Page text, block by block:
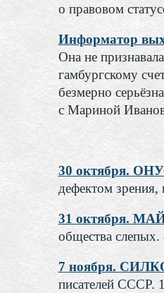
о правовом
Информатор
Она не
гамбургскому
безмерно
с Мариной
30 октября.
дефектом зрения,
31 октября.
общества
7 ноября.
писателей СССР.